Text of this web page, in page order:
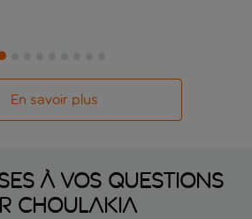
En savoir plus
à vos questions
Choulakia